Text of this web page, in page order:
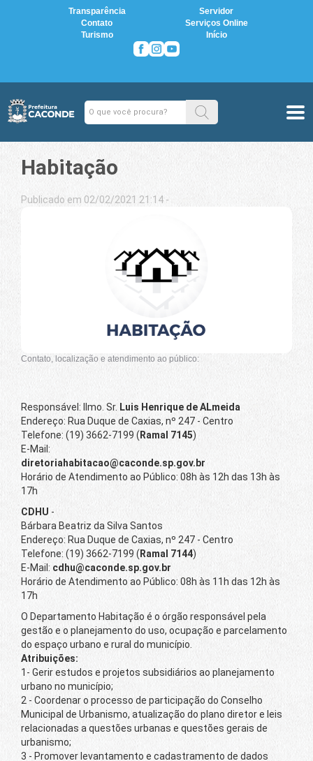
Transparência
Servidor
Contato
Serviços Online
Turismo
Início
Habitação
Publicado em 02/02/2021 21:14 -
Contato, localização e atendimento ao público:
Responsável: Ilmo. Sr. Luis Henrique de ALmeida
Endereço: Rua Duque de Caxias, nº 247 - Centro
Telefone: (19) 3662-7199 ( Ramal 7145)
E-Mail:
diretoriahabitacao@caconde.sp.gov.br
Horário de Atendimento ao Público: 08h às 12h das 13h às
17h
CDHU -
Bárbara Beatriz da Silva Santos
Endereço: Rua Duque de Caxias, nº 247 - Centro
Telefone: (19) 3662-7199 (Ramal 7144)
E-Mail: cdhu@caconde.sp.gov.br
Horário de Atendimento ao Público: 08h às 11h das 12h às
17h
O Departamento Habitação é o órgão responsável pela
gestão e o planejamento do uso, ocupação e parcelamento
do espaço urbano e rural do município.
Atribuições:
1- Gerir estudos e projetos subsidiários ao planejamento
urbano no município;
2 - Coordenar o processo de participação do Conselho
Municipal de Urbanismo, atualização do plano diretor e leis
relacionadas a questões urbanas e questões gerais de
urbanismo;
3 - Promover levantamento e cadastramento de dados